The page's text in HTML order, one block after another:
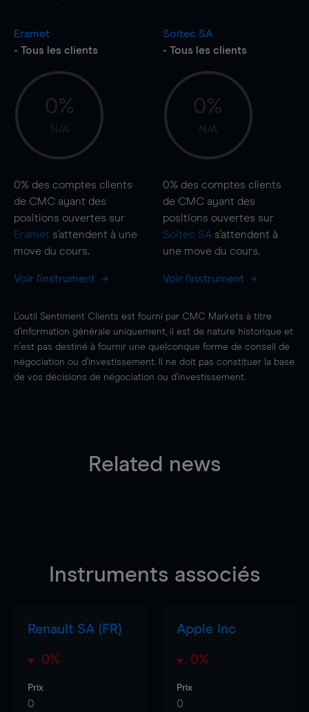
Eramet
- Tous les clients
0%
N/A
0% des comptes clients
de CMC ayant des
positions ouvertes sur
Eramet s'attendent à une
move du cours.
Voir l'instrument
Soitec SA
- Tous les clients
0%
N/A
0% des comptes clients
de CMC ayant des
positions ouvertes sur
Soitec SA s'attendent à
une move du cours.
Voir l'instrument
L'outil Sentiment Clients est fourni par CMC Markets à titre
d'information générale uniquement, il est de nature historique et
n'est pas destiné à fournir une quelconque forme de conseil de
négociation ou d'investissement. Il ne doit pas constituer la base
de vos décisions de négociation ou d'investissement.
Related news
Instruments associés
Renault SA (FR)
0%
Prix
0
Apple Inc
0%
Prix
0